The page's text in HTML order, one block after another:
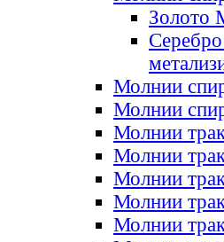
Золото
Молнии
Молнии
Молнии
Молнии
Молнии
Молнии
Молнии